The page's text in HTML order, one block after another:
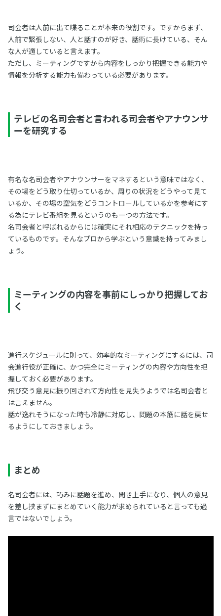
司会者は人前に出て喋ることが本来の役割です。ですからまず、
人前で緊張しない、人と話すのが好き、話術に長けている、そん
な人が適していると言えます。
ただし、ミーティングですから内容をしっかり把握できる能力や
情報を分析する能力も備わっている必要があります。
テレビの名司会者と言われる司会者やアナウンサ
ーを研究する
有名な名司会者やアナウンサーをマネするという意味ではなく、
その場をどう取り仕切っているか、周りの状況をどうやって見て
いるか、その場の空気をどうコントロールしているかを参考にす
る為にテレビ番組を見るというのも一つの方法です。
名司会者と呼ばれるからには確実にそれ相応のテクニックを持っ
ているものです。そんなプロから学ぶという意識を持ってみまし
ょう。
ミーティングの内容を事前にしっかり把握してお
く
進行スケジュールに則って、効率的なミーティングにするには、司
会進行役が正確に、かつ完全にミーティングの内容や方向性を把
握しておく必要があります。
飛び交う意見に振り回されて方向性を見失うようでは名司会者と
は言えません。
話が逸れそうになった時も冷静に対応し、問題の本筋に話を戻せ
るようにしておきましょう。
まとめ
名司会者には、巧みに話題を進め、聞き上手になり、個人の意見
を差し挟まずにまとめていく能力が求められていると言っても過
言ではないでしょう。